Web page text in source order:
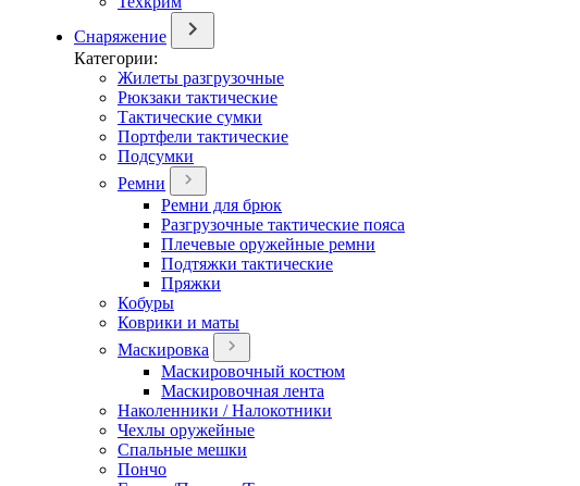
Снаряжение
Категории:
Жилеты разгрузочные
Рюкзаки тактические
Тактические сумки
Портфели тактические
Подсумки
Ремни
Ремни для брюк
Разгрузочные тактические пояса
Плечевые оружейные ремни
Подтяжки тактические
Пряжки
Кобуры
Коврики и маты
Маскировка
Маскировочный костюм
Маскировочная лента
Наколенники / Налокотники
Чехлы оружейные
Спальные мешки
Пончо